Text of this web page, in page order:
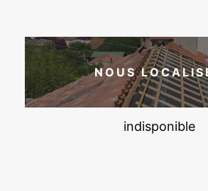
NOUS
indisponible